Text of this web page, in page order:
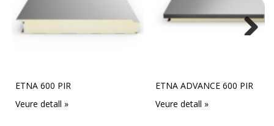
ETNA 600 PIR
Veure detall »
ETNA ADVANCE 600 PIR
Veure detall »